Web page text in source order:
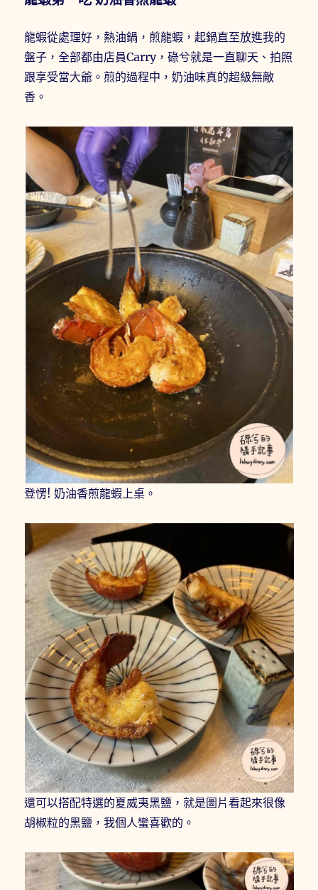
龍蝦從處理好，熱油鍋，煎龍蝦，起鍋直至放進我的
盤子，全部都由店員Carry，碌兮就是一直聊天、拍照
跟享受當大爺。煎的過程中，奶油味真的超級無敵
香。
登愣! 奶油香煎龍蝦上桌。
還可以搭配特選的夏威夷黑鹽，就是圖片看起來很像
胡椒粒的黑鹽，我個人蠻喜歡的。